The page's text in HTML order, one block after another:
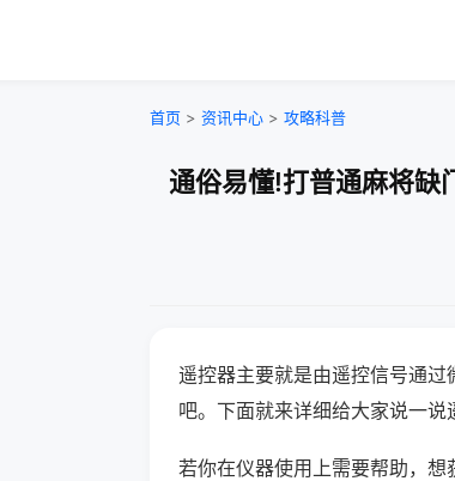
首页 > 资讯中心 > 攻略科普
通俗易懂!打普通麻将缺
遥控器主要就是由遥控信号通
吧。下面就来详细给大家说一说
若你在仪器使用上需要帮助，想